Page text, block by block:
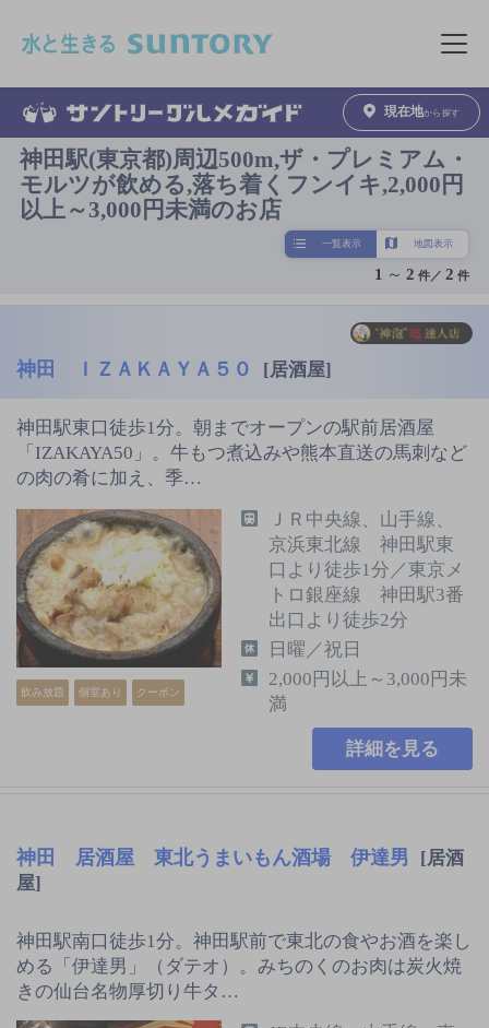
メニュ
現在地から探す
神田駅(東京都)周辺500m,ザ・プレミアム・
モルツが飲める,落ち着くフンイキ,2,000円
以上～3,000円未満のお店
一覧表示 地図表示
1 ～ 2 件／2 件
神田 ＩＺＡＫＡＹＡ５０ [居酒屋]
神田駅東口徒歩1分。朝までオープンの駅前居酒屋
「IZAKAYA50」。牛もつ煮込みや熊本直送の馬刺など
の肉の肴に加え、季…
飲み放題 個室あり クーポン
ＪＲ中央線、山手線、
京浜東北線 神田駅東
口より徒歩1分／東京メ
トロ銀座線 神田駅3番
出口より徒歩2分
日曜／祝日
2,000円以上～3,000円未
満
詳細を見る
神田 居酒屋 東北うまいもん酒場 伊達男
[居酒
屋]
神田駅南口徒歩1分。神田駅前で東北の食やお酒を楽し
める「伊達男」（ダテオ）。みちのくのお肉は炭火焼
きの仙台名物厚切り牛タ…